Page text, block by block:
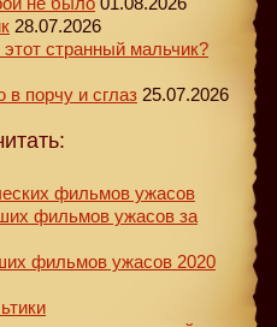
28.07.2026
странный мальчик?
порчу и сглаз 25.07.2026
фильмов ужасов
фильмов ужасов за
фильмов ужасов 2020